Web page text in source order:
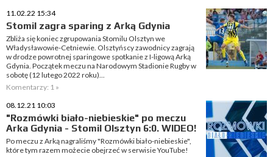
11.02.22 15:34
Stomil zagra sparing z Arką Gdynia
Zbliża się koniec zgrupowania Stomilu Olsztyn we
Władysławowie-Cetniewie. Olsztyńscy zawodnicy zagrają
w drodze powrotnej sparingowe spotkanie z I-ligową Arką
Gdynia. Początek meczu na Narodowym Stadionie Rugby w
sobotę (12 lutego 2022 roku)...
Komentarzy: 1 »
08.12.21 10:03
"Rozmówki biało-niebieskie" po meczu
Arka Gdynia - Stomil Olsztyn 6:0. WIDEO!
Po meczu z Arką nagraliśmy "Rozmówki biało-niebieskie",
które tym razem możecie obejrzeć w serwisie YouTube!